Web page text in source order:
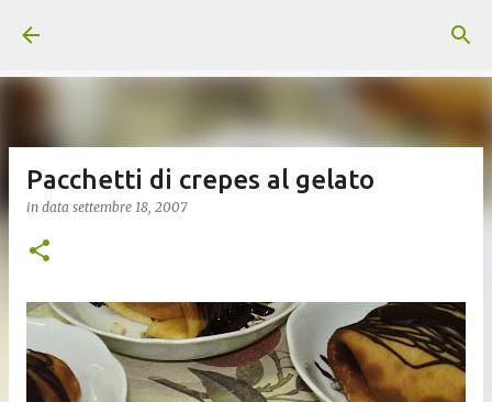
Pacchetti di crepes al gelato
in data settembre 18, 2007